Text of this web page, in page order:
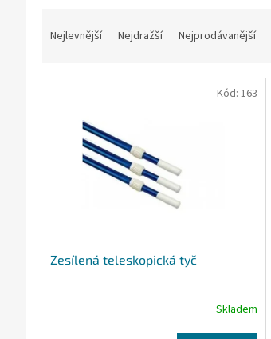
Nejlevnější Nejdražší Nejprodávanější
Zesílená teleskopická tyč
Skladem
Kód: 163